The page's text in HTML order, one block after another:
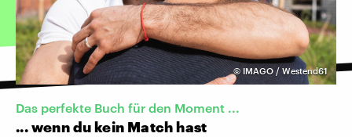
©IMAGO / Westend61
Das perfekte Buch für den Moment ...
... wenn du kein Match hast